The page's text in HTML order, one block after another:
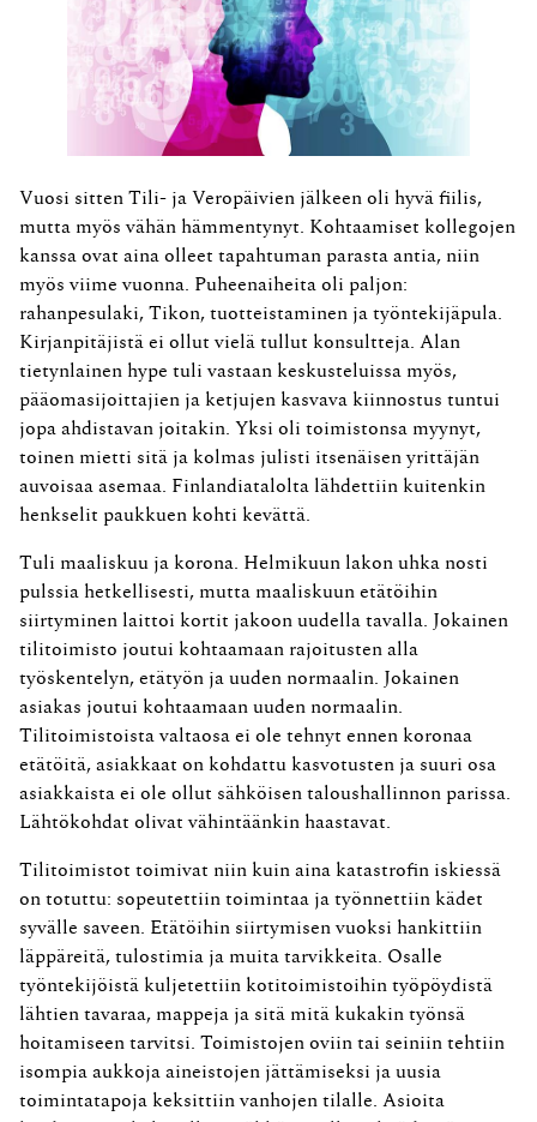
Vuosi sitten Tili- ja Veropäivien jälkeen oli hyvä fiilis,
mutta myös vähän hämmentynyt. Kohtaamiset kollegojen
kanssa ovat aina olleet tapahtuman parasta antia, niin
myös viime vuonna. Puheenaiheita oli paljon:
rahanpesulaki, Tikon, tuotteistaminen ja työntekijäpula.
Kirjanpitäjistä ei ollut vielä tullut konsultteja. Alan
tietynlainen hype tuli vastaan keskusteluissa myös,
pääomasijoittajien ja ketjujen kasvava kiinnostus tuntui
jopa ahdistavan joitakin. Yksi oli toimistonsa myynyt,
toinen mietti sitä ja kolmas julisti itsenäisen yrittäjän
auvoisaa asemaa. Finlandiatalolta lähdettiin kuitenkin
henkselit paukkuen kohti kevättä.
Tuli maaliskuu ja korona. Helmikuun lakon uhka nosti
pulssia hetkellisesti, mutta maaliskuun etätöihin
siirtyminen laittoi kortit jakoon uudella tavalla. Jokainen
tilitoimisto joutui kohtaamaan rajoitusten alla
työskentelyn, etätyön ja uuden normaalin. Jokainen
asiakas joutui kohtaamaan uuden normaalin.
Tilitoimistoista valtaosa ei ole tehnyt ennen koronaa
etätöitä, asiakkaat on kohdattu kasvotusten ja suuri osa
asiakkaista ei ole ollut sähköisen taloushallinnon parissa.
Lähtökohdat olivat vähintäänkin haastavat.
Tilitoimistot toimivat niin kuin aina katastrofin iskiessä
on totuttu: sopeutettiin toimintaa ja työnnettiin kädet
syvälle saveen. Etätöihin siirtymisen vuoksi hankittiin
läppäreitä, tulostimia ja muita tarvikkeita. Osalle
työntekijöistä kuljetettiin kotitoimistoihin työpöydistä
lähtien tavaraa, mappeja ja sitä mitä kukakin työnsä
hoitamiseen tarvitsi. Toimistojen oviin tai seiniin tehtiin
isompia aukkoja aineistojen jättämiseksi ja uusia
toimintatapoja keksittiin vanhojen tilalle. Asioita